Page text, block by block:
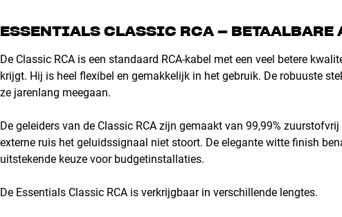
ESSENTIALS CLASSIC RCA – BETAALBARE
De Classic RCA is een standaard RCA-kabel met een veel betere
krijgt. Hij is heel flexibel en gemakkelijk in het gebruik. De robuuste
ze jarenlang meegaan.
De geleiders van de Classic RCA zijn gemaakt van 99,99%
externe ruis het geluidssignaal niet stoort. De elegante witte finish
uitstekende keuze voor budgetinstallaties.
De Essentials Classic RCA is verkrijgbaar in verschillende lengtes.